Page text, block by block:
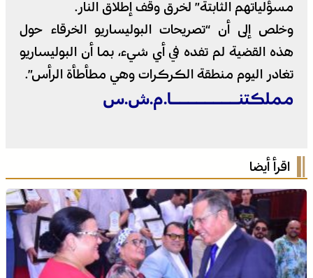
مسؤلياتهم الثابتة” لخرق وقف إطلاق النار.
وخلص إلى أن “تصريحات البوليساريو الخرقاء حول
هذه القضية لم تفده في أي شيء، بما أن البوليساريو
تغادر اليوم منطقة الكركرات وهي مطأطأة الرأس”.
مملكتنــــــــا.م.ش.س
اقرأ أيضا